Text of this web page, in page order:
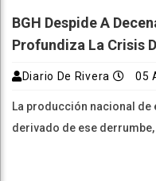
BGH Despide A
Profundiza La Crisis
Diario De Rivera 05
La producción nacional de
derivado de ese derrumbe,